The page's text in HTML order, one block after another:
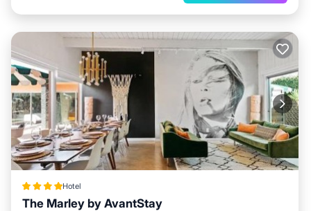
Hotel
The Marley by AvantStay